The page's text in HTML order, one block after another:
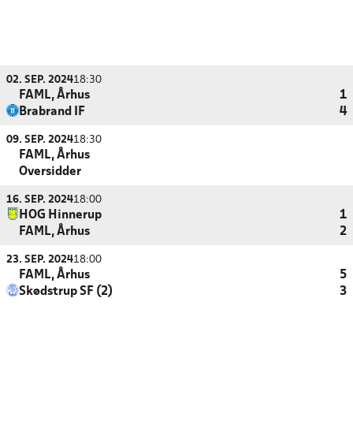
02. SEP. 202418:30
FAML, Århus
1
Brabrand IF
4
09. SEP. 202418:30
FAML, Århus
Oversidder
16. SEP. 202418:00
HOG Hinnerup
1
FAML, Århus
2
23. SEP. 202418:00
FAML, Århus
5
Skødstrup SF (2)
3